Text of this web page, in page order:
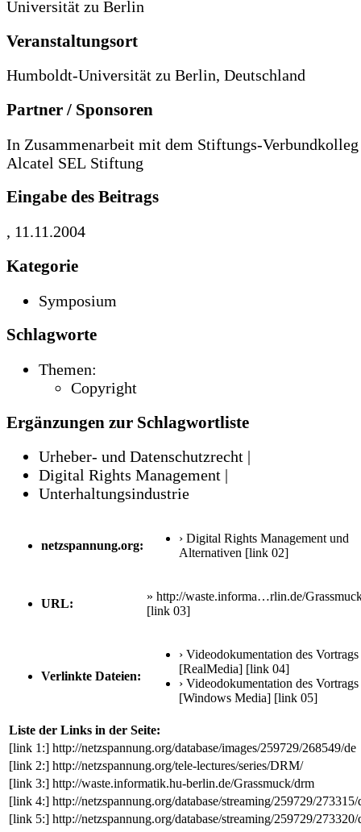
Universität zu Berlin
Veranstaltungsort
Humboldt-Universität zu Berlin, Deutschland
Partner / Sponsoren
In Zusammenarbeit mit dem Stiftungs-
Alcatel SEL Stiftung
Eingabe des Beitrags
, 11.11.2004
Kategorie
Symposium
Schlagworte
Themen:
Copyright
Ergänzungen zur Schlagwortliste
Urheber- und Datenschutzrecht |
Digital Rights Management |
Unterhaltungsindustrie
netzspannung.org:
› Digital Rights Management und
Alternativen [link 02]
URL:
» http://waste.informa…rlin.de/
[link 03]
Verlinkte Dateien:
› Videodokumentation des Vortrags
[RealMedia] [link 04]
› Videodokumentation des Vortrags
[Windows Media] [link 05]
Liste der Links in der Seite:
[link 1:] http://netzspannung.org/database/images/259729/268549/de
[link 2:] http://netzspannung.org/tele-lectures/series/DRM/
[link 3:] http://waste.informatik.hu-berlin.de/Grassmuck/drm
[link 4:] http://netzspannung.org/database/streaming/259729/273315/
[link 5:] http://netzspannung.org/database/streaming/259729/273320/